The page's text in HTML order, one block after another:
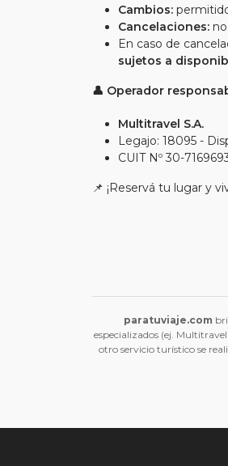
Cambios:
Cancelaciones:
En caso de
sujetos a
👤 Operador
Multitravel S.A.
Legajo: 18095 -
CUIT Nº 30-
📌 ¡Reservá tu lugar y
paratuviaje.com
especializados (ej.
otro servicio turístico se